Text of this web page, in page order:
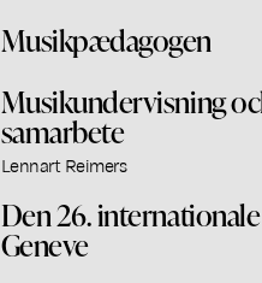
Musikpædagogen
Musikundervisning
samarbete
Lennart Reimers
Den 26.
Geneve